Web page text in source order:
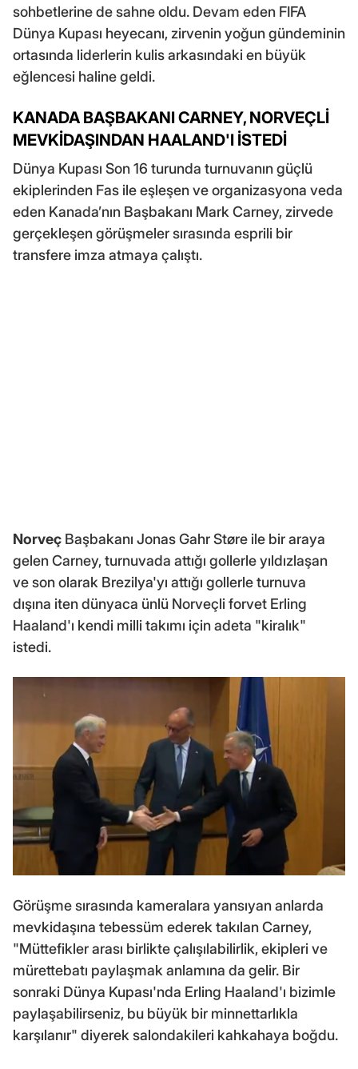
sohbetlerine de sahne oldu. Devam eden FIFA
Dünya Kupası heyecanı, zirvenin yoğun gündeminin
ortasında liderlerin kulis arkasındaki en büyük
eğlencesi haline geldi.
KANADA BAŞBAKANI CARNEY, NORVEÇLİ
MEVKİDAŞINDAN HAALAND'I İSTEDİ
Dünya Kupası Son 16 turunda turnuvanın güçlü
ekiplerinden Fas ile eşleşen ve organizasyona veda
eden Kanada’nın Başbakanı Mark Carney, zirvede
gerçekleşen görüşmeler sırasında esprili bir
transfere imza atmaya çalıştı.
Norveç Başbakanı Jonas Gahr Støre ile bir araya
gelen Carney, turnuvada attığı gollerle yıldızlaşan
ve son olarak Brezilya'yı attığı gollerle turnuva
dışına iten dünyaca ünlü Norveçli forvet Erling
Haaland'ı kendi milli takımı için adeta "kiralık"
istedi.
Görüşme sırasında kameralara yansıyan anlarda
mevkidaşına tebessüm ederek takılan Carney,
"Müttefikler arası birlikte çalışılabilirlik, ekipleri ve
mürettebatı paylaşmak anlamına da gelir. Bir
sonraki Dünya Kupası'nda Erling Haaland'ı bizimle
paylaşabilirseniz, bu büyük bir minnettarlıkla
karşılanır" diyerek salondakileri kahkahaya boğdu.